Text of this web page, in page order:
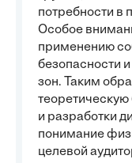
потребности в
Особое
применению
безопасности
зон. Таким
теоретическую
и разработки
понимание
целевой